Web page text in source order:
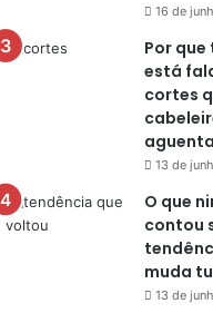
16 de
Por
está
cortes
13 de
O que
contou
muda
13 de